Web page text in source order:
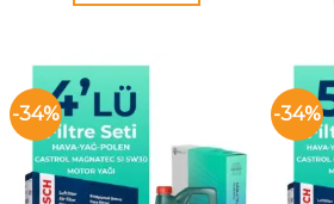
-34% -34%